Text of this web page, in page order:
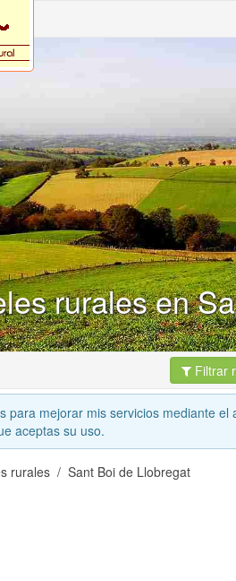
rurales en
Filtrar
para mejorar mis servicios mediante
aceptas su uso.
rurales Sant Boi de Llobregat